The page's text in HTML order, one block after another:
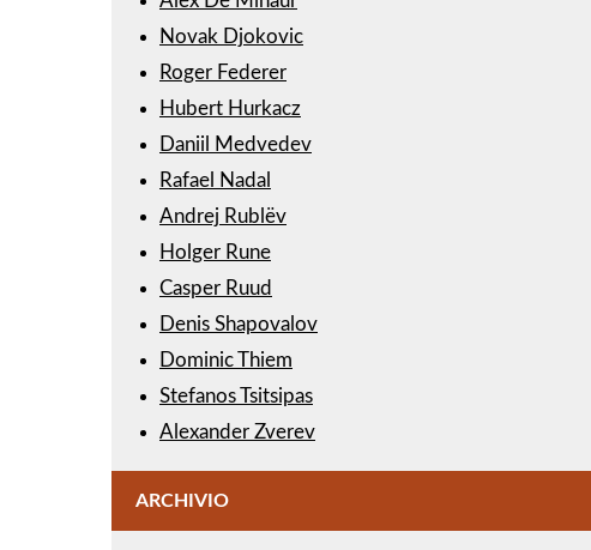
Novak Djokovic
Roger Federer
Hubert Hurkacz
Daniil Medvedev
Rafael Nadal
Andrej Rublëv
Holger Rune
Casper Ruud
Denis Shapovalov
Dominic Thiem
Stefanos Tsitsipas
Alexander Zverev
ARCHIVIO